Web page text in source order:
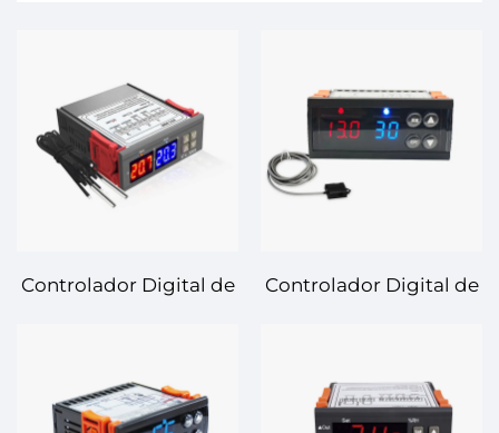
Controlador Digital de
Control de Precisión
para su Entorno
Controlador Digital de
Preciso